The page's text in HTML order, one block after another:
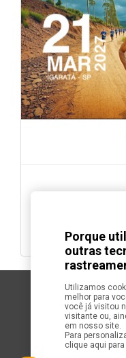
Porque
outras
Utilizamos
melhor para
você já visitou
visitante ou,
em nosso site.
Para
clique aqui